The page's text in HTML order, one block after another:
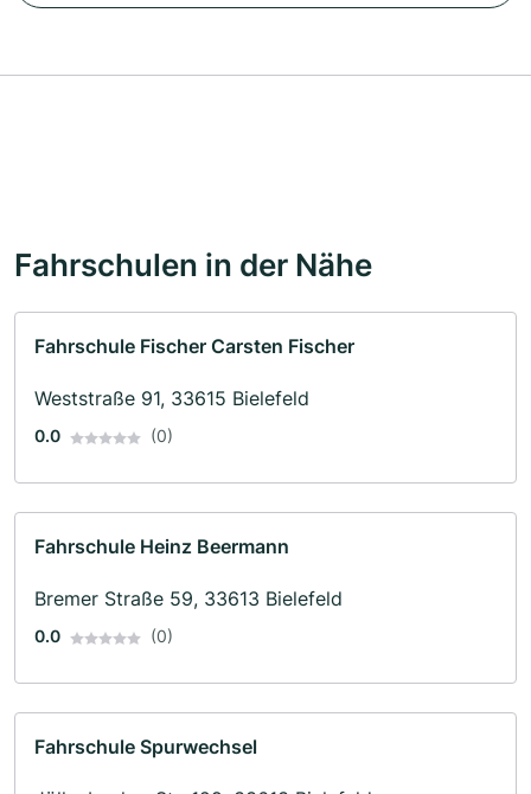
Fahrschulen in der Nähe
Fahrschule Fischer Carsten Fischer
Weststraße 91, 33615 Bielefeld
0.0 (0)
Fahrschule Heinz Beermann
Bremer Straße 59, 33613 Bielefeld
0.0 (0)
Fahrschule Spurwechsel